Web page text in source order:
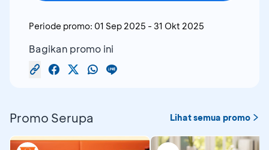
Periode promo: 01 Sep 2025 - 31 Okt 2025
Bagikan promo ini
Promo Serupa Lihat semua promo